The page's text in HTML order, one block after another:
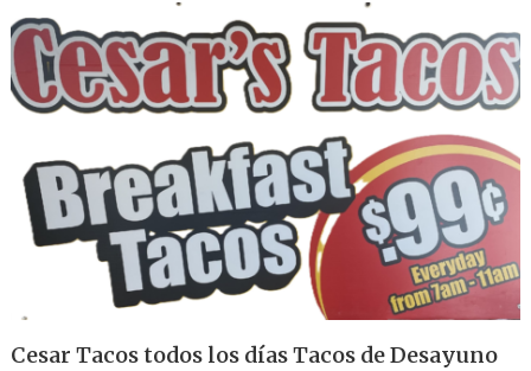
Cesar Tacos todos los días Tacos de Desayuno